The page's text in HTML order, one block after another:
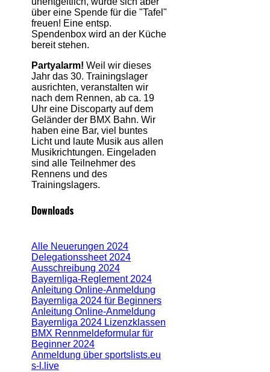
über eine Spende für die "Tafel"
freuen! Eine entsp.
Spendenbox wird an der Küche
bereit stehen.
Partyalarm! Weil wir dieses
Jahr das 30. Trainingslager
ausrichten, veranstalten wir
nach dem Rennen, ab ca. 19
Uhr eine Discoparty auf dem
Geländer der BMX Bahn. Wir
haben eine Bar, viel buntes
Licht und laute Musik aus allen
Musikrichtungen. Eingeladen
sind alle Teilnehmer des
Rennens und des
Trainingslagers.
Downloads
Alle Neuerungen 2024
Delegationssheet 2024
Ausschreibung 2024
Bayernliga-Reglement 2024
Anleitung Online-Anmeldung
Bayernliga 2024 für Beginners
Anleitung Online-Anmeldung
Bayernliga 2024 Lizenzklassen
BMX Rennmeldeformular für
Beginner 2024
Anmeldung über sportslists.eu
s-l.live